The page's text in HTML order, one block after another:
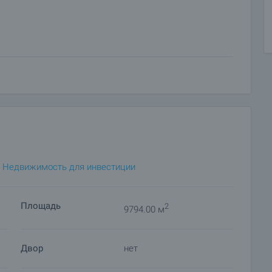
ПУП
широкие возможности для реализации
Недвижимость для инвестиции
Площадь 9794.00 м2
Двор нет